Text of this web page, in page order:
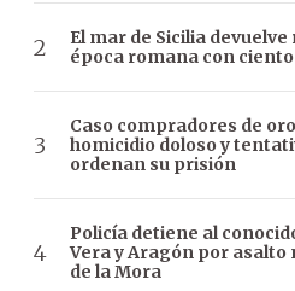
El mar de Sicilia
época romana con
Caso compradores de
homicidio doloso y
ordenan su prisión
Policía detiene al
Vera y Aragón por
de la Mora